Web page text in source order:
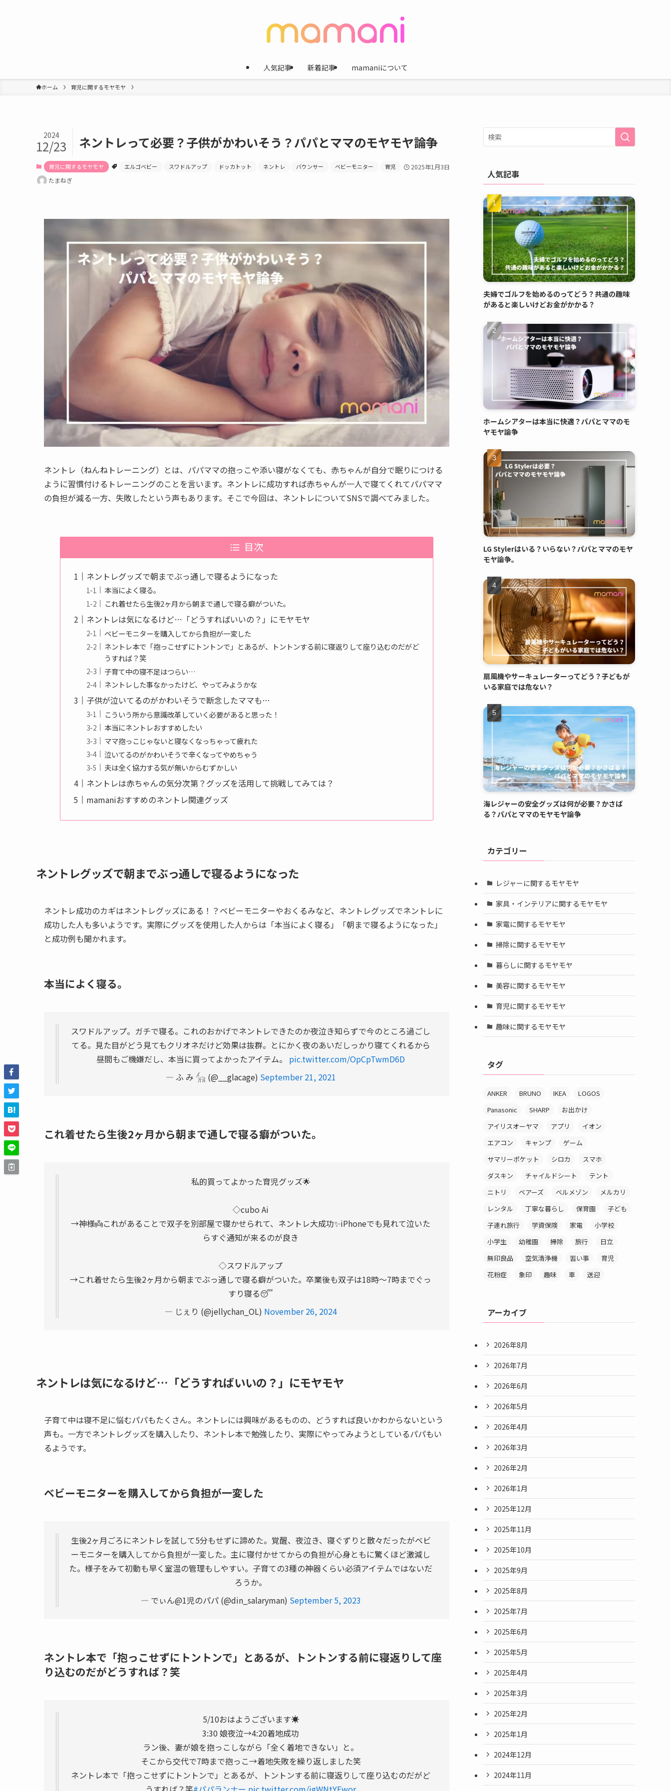
人気記事 新着記事 mamaniについて
ホーム 育児に関するモヤモヤ
ネントレって必要？子供がかわいそう？パパとママのモヤモヤ論争
2024
12/23
育児に関するモヤモヤ エルゴベビー スワドルアップ ドッカトット ネントレ バウンサー ベビーモニター 育児
2025年1月3日
たまねぎ
ネントレ（ねんねトレーニング）とは、パパママの抱っこや添い寝がなくても、赤ちゃんが自分で眠りにつける
ように習慣付けるトレーニングのことを言います。ネントレに成功すれば赤ちゃんが一人で寝てくれてパパママ
の負担が減る一方、失敗したという声もあります。そこで今回は、ネントレについてSNSで調べてみました。
目次
ネントレグッズで朝までぶっ通しで寝るようになった
本当によく寝る。
これ着せたら生後2ヶ月から朝まで通しで寝る癖がついた。
ネントレは気になるけど…「どうすればいいの？」にモヤモヤ
ベビーモニターを購入してから負担が一変した
ネントレ本で「抱っこせずにトントンで」とあるが、トントンする前に寝返りして座り込むのだがど
うすれば？笑
子育て中の寝不足はつらい…
ネントレした事なかったけど、やってみようかな
子供が泣いてるのがかわいそうで断念したママも…
こういう所から意識改革していく必要があると思った！
本当にネントレおすすめしたい
ママ抱っこじゃないと寝なくなっちゃって疲れた
泣いてるのがかわいそうで辛くなってやめちゃう
夫は全く協力する気が無いからむずかしい
ネントレは赤ちゃんの気分次第？グッズを活用して挑戦してみては？
mamaniおすすめのネントレ関連グッズ
ネントレグッズで朝までぶっ通しで寝るようになった
ネントレ成功のカギはネントレグッズにある！？ベビーモニターやおくるみなど、ネントレグッズでネントレに
成功した人も多いようです。実際にグッズを使用した人からは「本当によく寝る」「朝まで寝るようになった」
と成功例も聞かれます。
本当によく寝る。
スワドルアップ。ガチで寝る。これのおかげでネントレできたのか夜泣き知らずで今のところ過ごし
てる。見た目がどう見てもクリオネだけど効果は抜群。とにかく夜のあいだしっかり寝てくれるから
昼間もご機嫌だし、本当に買ってよかったアイテム。 pic.twitter.com/OpCpTwmD6D
— ふ み 𓃲 (@__glacage) September 21, 2021
これ着せたら生後2ヶ月から朝まで通しで寝る癖がついた。
私的買ってよかった育児グッズ🌟
◇cubo Ai
→神様👼これがあることで双子を別部屋で寝かせられて、ネントレ大成功✨iPhoneでも見れて泣いた
らすぐ通知が来るのが良き
◇スワドルアップ
→これ着せたら生後2ヶ月から朝までぶっ通しで寝る癖がついた。卒業後も双子は18時〜7時までぐっ
すり寝る😴
— じぇり (@jellychan_OL) November 26, 2024
ネントレは気になるけど…「どうすればいいの？」にモヤモヤ
子育て中は寝不足に悩むパパもたくさん。ネントレには興味があるものの、どうすれば良いかわからないという
声も。一方でネントレグッズを購入したり、ネントレ本で勉強したり、実際にやってみようとしているパパもい
るようです。
ベビーモニターを購入してから負担が一変した
生後2ヶ月ごろにネントレを試して5分もせずに諦めた。覚醒、夜泣き、寝ぐずりと散々だったがベビ
ーモニターを購入してから負担が一変した。主に寝付かせてからの負担が心身ともに驚くほど激減し
た。様子をみて初動も早く室温の管理もしやすい。子育ての3種の神器くらい必須アイテムではないだ
ろうか。
— でぃん@1児のパパ (@din_salaryman) September 5, 2023
ネントレ本で「抱っこせずにトントンで」とあるが、トントンする前に寝返りして座
り込むのだがどうすれば？笑
5/10おはようございます☀
3:30 娘夜泣→4:20着地成功
ラン後、妻が娘を抱っこしながら「全く着地できない」と。
そこから交代で7時まで抱っこ→着地失敗を繰り返しました笑
ネントレ本で「抱っこせずにトントンで」とあるが、トントンする前に寝返りして座り込むのだがど
人気記事
夫婦でゴルフを始めるのってどう？共通の趣味
があると楽しいけどお金がかかる？
ホームシアターは本当に快適？パパとママのモ
ヤモヤ論争
LG Stylerはいる？いらない？パパとママのモヤ
モヤ論争。
扇風機やサーキュレーターってどう？子どもが
いる家庭では危ない？
海レジャーの安全グッズは何が必要？かさば
る？パパとママのモヤモヤ論争
カテゴリー
レジャーに関するモヤモヤ
家具・インテリアに関するモヤモヤ
家電に関するモヤモヤ
掃除に関するモヤモヤ
暮らしに関するモヤモヤ
美容に関するモヤモヤ
育児に関するモヤモヤ
趣味に関するモヤモヤ
タグ
ANKER BRUNO IKEA
LOGOS
Panasonic
SHARP
お出かけ
アイリスオーヤマ
アプリ
イオン
エアコン
キャンプ
ゲーム
サマリーポケット
シロカ
スマホ
ダスキン
チャイルドシート
テント
ニトリ
ベアーズ ベルメゾン
メルカリ
レンタル
丁寧な暮らし 保育園
子ども
子連れ旅行
学資保険 家電
小学校
小学生
幼稚園 掃除 旅行
日立
無印良品
空気清浄機 習い事
育児
花粉症
象印 趣味 車 送迎
アーカイブ
2026年8月
2026年7月
2026年6月
2026年5月
2026年4月
2026年3月
2026年2月
2026年1月
2025年12月
2025年11月
2025年10月
2025年9月
2025年8月
2025年7月
2025年6月
2025年5月
2025年4月
2025年3月
2025年2月
2025年1月
2024年12月
2024年11月